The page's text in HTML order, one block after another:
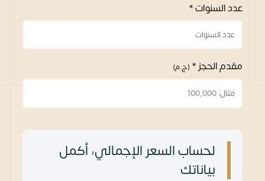
عدد السنوات *
مقدم الحجز * (ج.م)
لحساب السعر الإجمالي، أكمل
بياناتك